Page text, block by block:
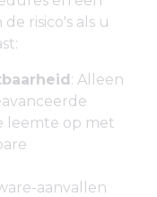
risico's als u
: Alleen
leemte op met
aanvallen